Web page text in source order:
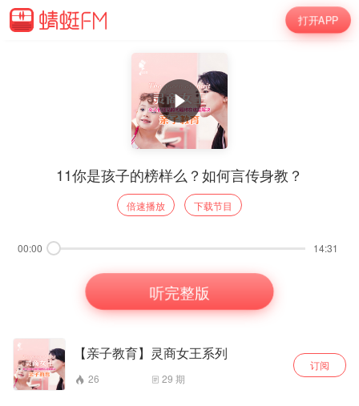
打开APP
11你是孩子的榜样么？如何言传身教？
倍速播放 下载节目
00:00 14:31
听完整版
【亲子教育】灵商女王系列
26 29 期
订阅